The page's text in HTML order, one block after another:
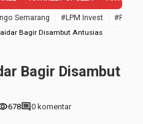
Semarang #LPM Invest
#FEBI
Bagir Disambut Antusias
Bagir Disambut
678comment0 komentar